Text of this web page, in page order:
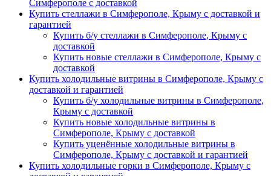
Симферополе с доставкой
Купить стеллажи в Симферополе, Крыму с доставкой и
гарантией
Купить б/у стеллажи в Симферополе, Крыму с
доставкой
Купить новые стеллажи в Симферополе, Крыму с
доставкой
Купить холодильные витрины в Симферополе, Крыму с
доставкой и гарантией
Купить б/у холодильные витрины в Симферополе,
Крыму с доставкой
Купить новые холодильные витрины в
Симферополе, Крыму с доставкой
Купить уценённые холодильные витрины в
Симферополе, Крыму с доставкой и гарантией
Купить холодильные горки в Симферополе, Крыму с